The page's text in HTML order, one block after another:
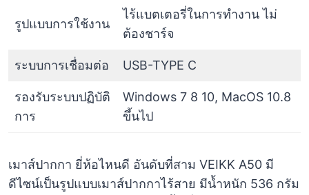
รูปแบบการใช้งาน
ไร้แบตเตอรี่ในการทำงาน ไม่
ต้องชาร์จ
ระบบการเชื่อมต่อ USB-TYPE C
รองรับระบบปฏิบัติ
การ
Windows 7 8 10, MacOS 10.8
ขึ้นไป
เมาส์ปากกา ยี่ห้อไหนดี อันดับที่สาม VEIKK A50 มี
ดีไซน์เป็นรูปแบบเมาส์ปากกาไร้สาย มีน้ำหนัก 536 กรัม